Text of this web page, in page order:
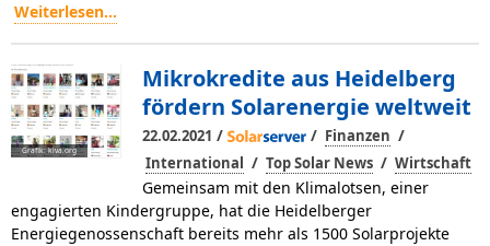
Weiterlesen...
Grafik: kiva.org
Mikrokredite aus Heidelberg
fördern Solarenergie weltweit
22.02.2021 / / Finanzen /
International / Top Solar News / Wirtschaft
Gemeinsam mit den Klimalotsen, einer
engagierten Kindergruppe, hat die Heidelberger
Energiegenossenschaft bereits mehr als 1500 Solarprojekte